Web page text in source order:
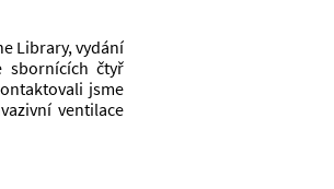
Library, vydání
sbornících čtyř
jsme
ventilace